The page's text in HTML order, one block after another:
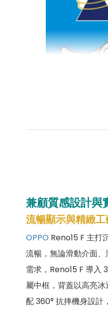
兼顧質感設計與
流暢顯示與精緻
OPPO Reno15 F 主打
流暢，無論滑動介面
需求，Reno15 F 導入
屬中框，背蓋以高亮
配 360° 抗摔機身設計